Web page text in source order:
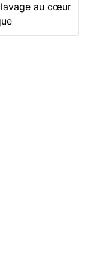
au cœur